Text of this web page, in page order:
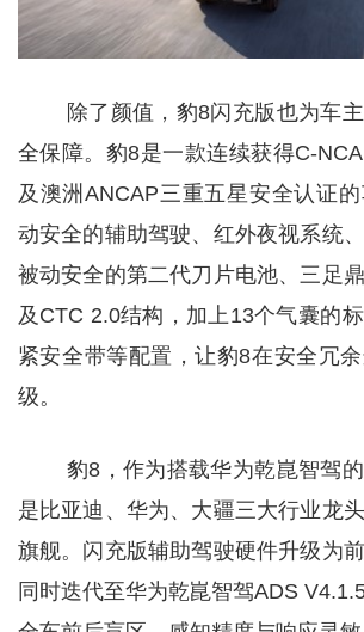
除了颜值，豹8闪充版也为车
全保障。豹8是一款连续获得C-
及澳洲ANCAP三重五星安全认证
动安全的辅助驾驶、红外夜视系统
被动安全的第二代刀片电池、三足
及CTC 2.0结构，加上13个气囊的
紧安全带等配置，让豹8在安全冗
级。
豹8，作为搭载华为乾崑智驾
是比亚迪、华为、大疆三大行业龙
旗舰。闪充版辅助驾驶硬件升级为
同时迭代至华为乾崑智驾ADS